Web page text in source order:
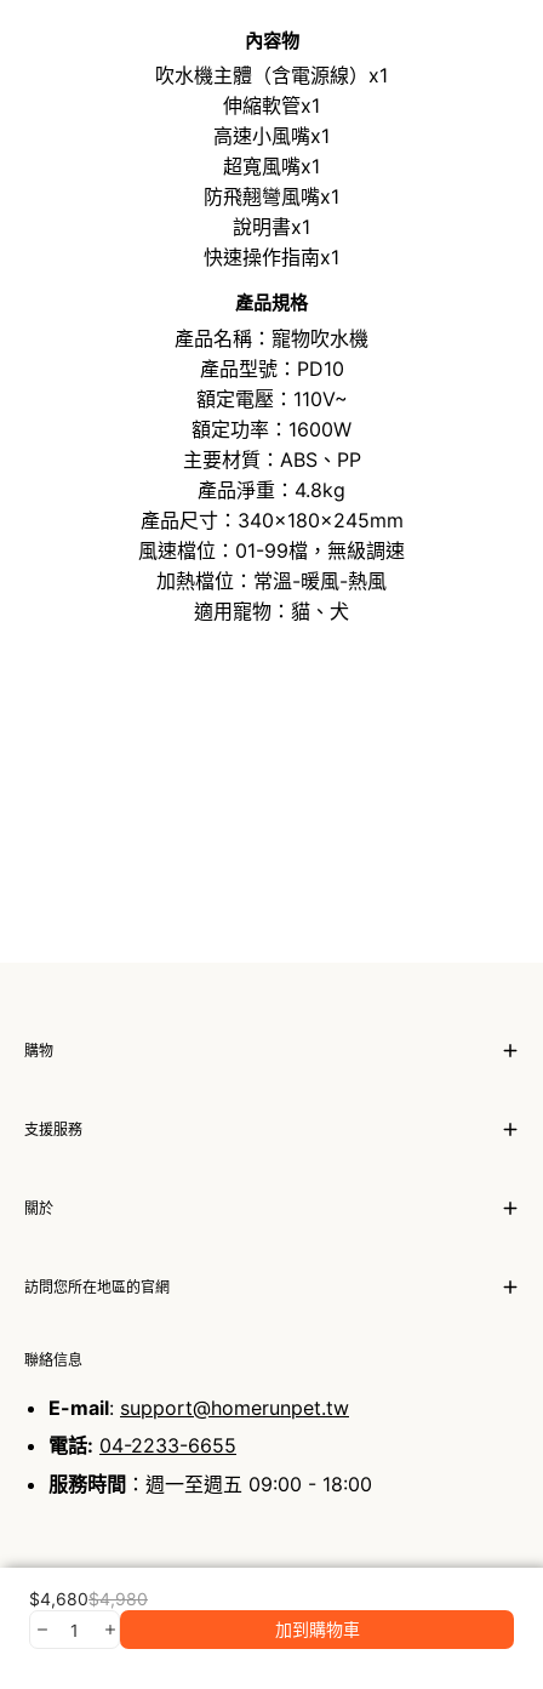
內容物
吹水機主體（含電源線）x1
伸縮軟管x1
高速小風嘴x1
超寬風嘴x1
防飛翹彎風嘴x1
說明書x1
快速操作指南x1
產品規格
產品名稱：寵物吹水機
產品型號：PD10
額定電壓：110V~
額定功率：1600W
主要材質：ABS、PP
產品淨重：4.8kg
產品尺寸：340×180×245mm
風速檔位：01-99檔，無級調速
加熱檔位：常溫-暖風-熱風
適用寵物：貓、犬
購物
支援服務
關於
訪問您所在地區的官網
聯絡信息
E-mail: support@homerunpet.tw
電話: 04-2233-6655
服務時間 ：週一至週五 09:00 - 18:00
©2026 霍曼homerunPET. All rights reserved.
$4,680$4,980
加到購物車